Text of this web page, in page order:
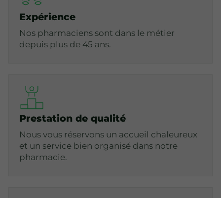
Expérience
Nos pharmaciens sont dans le métier
depuis plus de 45 ans.
Prestation de qualité
Nous vous réservons un accueil chaleureux
et un service bien organisé dans notre
pharmacie.